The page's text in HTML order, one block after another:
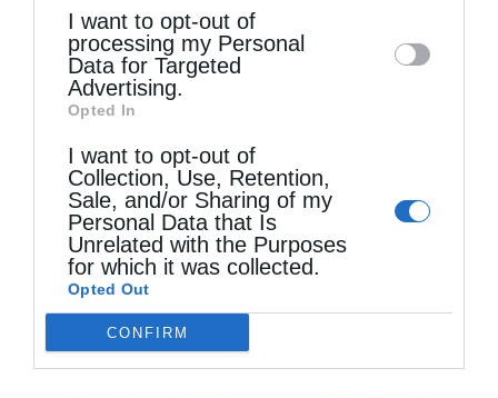
disclose it to other third parties.
I want to opt-out of
processing my Personal
Data for Targeted
Advertising.
Opted In
I want to opt-out of
Collection, Use, Retention,
Sale, and/or Sharing of my
Personal Data that Is
Unrelated with the Purposes
for which it was collected.
Opted Out
CONFIRM
Μονή Παναγίας Κορώνης: Ένα κάστρο στα
Άγραφα
christina 16 Αυγούστου 2016
Στην ανατολική οροσειρά των Αγράφων, σε
υψόμετρο 800 μέτρων, είναι χτισμένη η Ιερά
Κοινοβιακή Μονή Παναγίας Κορώνης (ή